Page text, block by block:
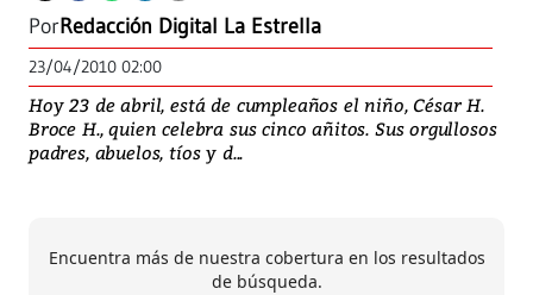
PorRedacción Digital La Estrella
23/04/2010 02:00
Hoy 23 de abril, está de cumpleaños el niño, César H.
Broce H., quien celebra sus cinco añitos. Sus orgullosos
padres, abuelos, tíos y d...
Encuentra más de nuestra cobertura en los resultados
de búsqueda.